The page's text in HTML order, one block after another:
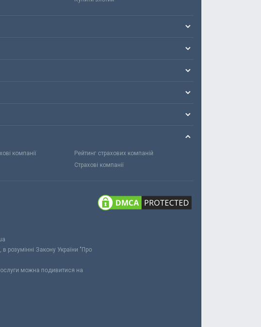
компанії
Рейтинг страхових компаній
Страхові компанії
розумінні Закону України "Про
можна подивитися на